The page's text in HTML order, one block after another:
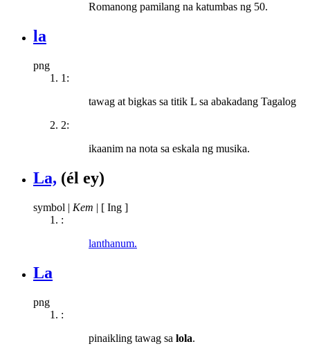
Romanong pamilang na katumbas ng 50.
la
png
1:
tawag at bigkas sa titik L sa abakadang Tagalog
2:
ikaanim na nota sa eskala ng musika.
La, (él ey)
symbol | Kem | [ Ing ]
:
lanthanum.
La
png
:
pinaikling tawag sa lola.